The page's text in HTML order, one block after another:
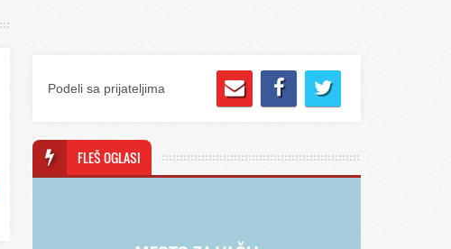
Podeli sa prijateljima
FLEŠ OGLASI